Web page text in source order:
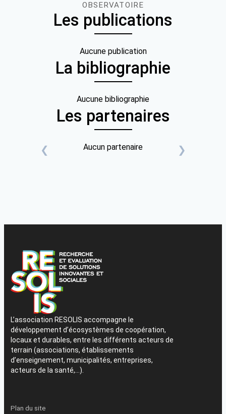
publications
OBSERVATOIRE
Les publications
Aucune publication
La bibliographie
Aucune bibliographie
Les partenaires
Aucun partenaire
L’association RESOLIS accompagne le
développement d’écosystèmes de coopération,
locaux et durables, entre les différents acteurs de
terrain (associations, établissements
d’enseignement, municipalités, entreprises,
acteurs de la santé,…).
Plan du site